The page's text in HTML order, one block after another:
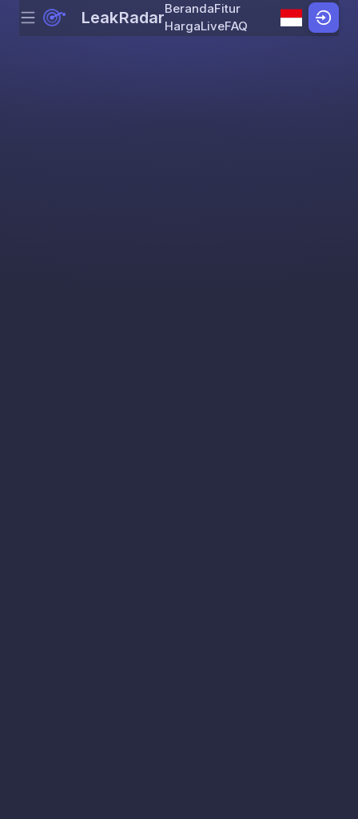
Skip to content
Menu LeakRadarBerandaFitur
HargaLiveFAQ